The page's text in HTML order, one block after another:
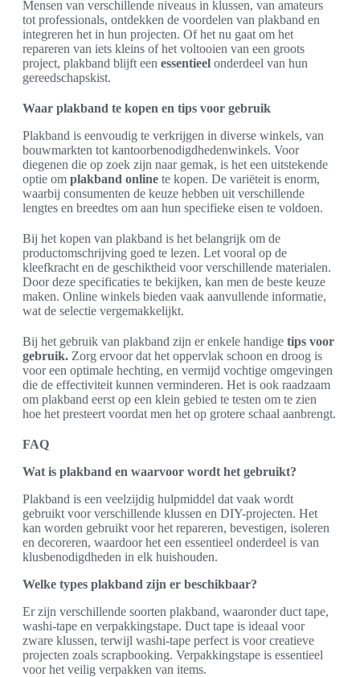
Mensen van verschillende niveaus in klussen, van amateurs
tot professionals, ontdekken de voordelen van plakband en
integreren het in hun projecten. Of het nu gaat om het
repareren van iets kleins of het voltooien van een groots
project, plakband blijft een essentieel onderdeel van hun
gereedschapskist.
Waar plakband te kopen en tips voor gebruik
Plakband is eenvoudig te verkrijgen in diverse winkels, van
bouwmarkten tot kantoorbenodigdhedenwinkels. Voor
diegenen die op zoek zijn naar gemak, is het een uitstekende
optie om plakband online te kopen. De variëteit is enorm,
waarbij consumenten de keuze hebben uit verschillende
lengtes en breedtes om aan hun specifieke eisen te voldoen.
Bij het kopen van plakband is het belangrijk om de
productomschrijving goed te lezen. Let vooral op de
kleefkracht en de geschiktheid voor verschillende materialen.
Door deze specificaties te bekijken, kan men de beste keuze
maken. Online winkels bieden vaak aanvullende informatie,
wat de selectie vergemakkelijkt.
Bij het gebruik van plakband zijn er enkele handige tips voor
gebruik. Zorg ervoor dat het oppervlak schoon en droog is
voor een optimale hechting, en vermijd vochtige omgevingen
die de effectiviteit kunnen verminderen. Het is ook raadzaam
om plakband eerst op een klein gebied te testen om te zien
hoe het presteert voordat men het op grotere schaal aanbrengt.
FAQ
Wat is plakband en waarvoor wordt het gebruikt?
Plakband is een veelzijdig hulpmiddel dat vaak wordt
gebruikt voor verschillende klussen en DIY-projecten. Het
kan worden gebruikt voor het repareren, bevestigen, isoleren
en decoreren, waardoor het een essentieel onderdeel is van
klusbenodigdheden in elk huishouden.
Welke types plakband zijn er beschikbaar?
Er zijn verschillende soorten plakband, waaronder duct tape,
washi-tape en verpakkingstape. Duct tape is ideaal voor
zware klussen, terwijl washi-tape perfect is voor creatieve
projecten zoals scrapbooking. Verpakkingstape is essentieel
voor het veilig verpakken van items.